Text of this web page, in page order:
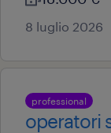
8 luglio 2026
professional
operatori